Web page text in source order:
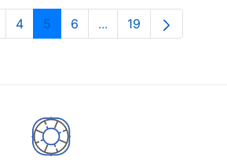
Pages Use TAB to
Orrialdea
4 Orrialdea
5 Orrialdea
6 ...Intermediate Pages
Orrialdea
19